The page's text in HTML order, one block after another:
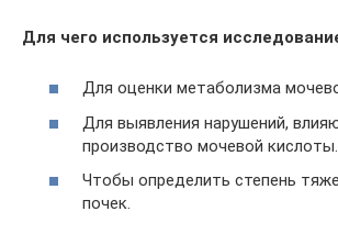
Для чего используется
Для оценки метаболизма
Для выявления нарушений,
производство мочевой кислоты.
Чтобы определить степень
почек.